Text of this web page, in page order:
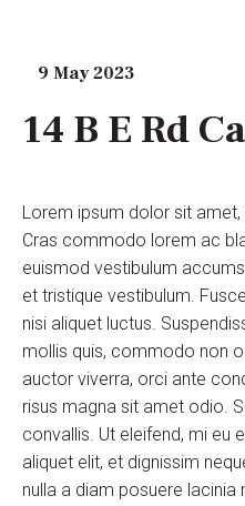
9 May 2023
14 B E Rd
Lorem ipsum dolor sit
Cras commodo lorem ac
euismod vestibulum
et tristique vestibulum.
nisi aliquet luctus.
mollis quis, commodo non
auctor viverra, orci ante
risus magna sit amet odio.
convallis. Ut eleifend, mi eu
aliquet elit, et dignissim
nulla a diam posuere lacinia